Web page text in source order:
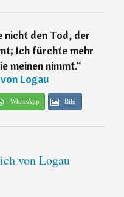
den Tod, der
Ich fürchte mehr
meinen nimmt.“
Logau
WhatsApp Bild
von Logau